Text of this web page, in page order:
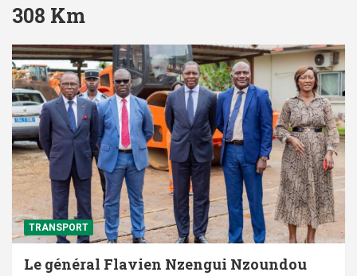
308 Km
TRANSPORT
Le général Flavien Nzengui Nzoundou